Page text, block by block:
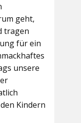
geht,
tragen
für ein
unsere
Kindern